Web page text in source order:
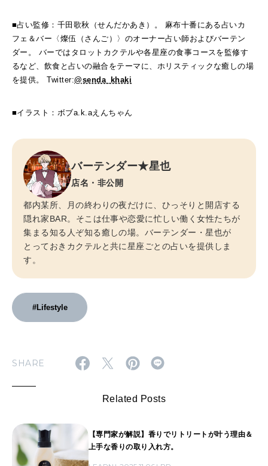
■占い監修：千田歌秋（せんだかあき）。 麻布十番にある占いカ
フェ＆バー〈燦伍（さんご）〉のオーナー占い師およびバーテン
ダー。 バーではタロットカクテルや各星座の食事コースを監修す
るなど、飲食と占いの融合をテーマに、ホリスティックな癒しの場
を提供。 Twitter:@senda_khaki
■イラスト：ボブa.k.aえんちゃん
バーテンダー★星也
店名・非公開
都内某所、月の終わりの夜だけに、ひっそりと開店する
隠れ家BAR。そこは仕事や恋愛に忙しい働く女性たちが
集まる知る人ぞ知る癒しの場。バーテンダー・星也が
とっておきカクテルと共に星座ごとの占いを提供しま
す。
#Lifestyle
SHARE
Related Posts
【専門家が解説】香りでリトリートが叶う理由＆
上手な香りの取り入れ方。